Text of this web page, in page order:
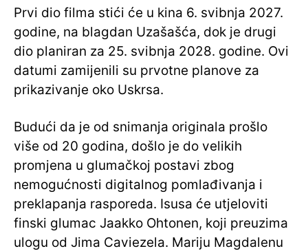
Prvi dio filma stići će u kina 6. svibnja 2027.
godine, na blagdan Uzašašća, dok je drugi
dio planiran za 25. svibnja 2028. godine. Ovi
datumi zamijenili su prvotne planove za
prikazivanje oko Uskrsa.
Budući da je od snimanja originala prošlo
više od 20 godina, došlo je do velikih
promjena u glumačkoj postavi zbog
nemogućnosti digitalnog pomlađivanja i
preklapanja rasporeda. Isusa će utjeloviti
finski glumac Jaakko Ohtonen, koji preuzima
ulogu od Jima Caviezela. Mariju Magdalenu